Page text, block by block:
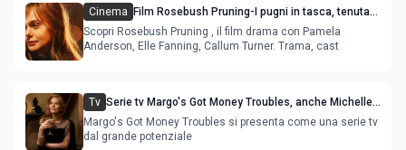
Cinema
Film Rosebush Pruning-I pugni in tasca, tenuta
di campagna con Pamela Anderson e Elle
Fanning
Scopri Rosebush Pruning , il film drama con Pamela
Anderson, Elle Fanning, Callum Turner. Trama, cast
Tv Serie tv Margo's Got Money Troubles, anche Michelle
Pfeiffer nel cast
Margo's Got Money Troubles si presenta come una serie tv
dal grande potenziale